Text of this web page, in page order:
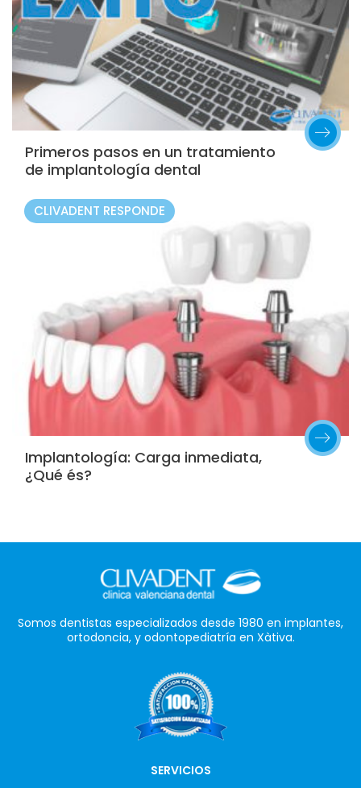
Primeros pasos en un tratamiento
de implantología dental
CLIVADENT RESPONDE
Implantología: Carga inmediata,
¿Qué és?
Somos dentistas especializados desde 1980 en implantes,
ortodoncia, y odontopediatría en Xàtiva.
SERVICIOS